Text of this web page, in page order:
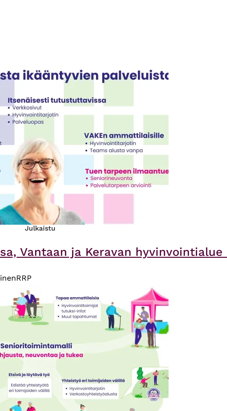
Julkaistu
Vantaan ja Keravan hyvinvointialue
RRP